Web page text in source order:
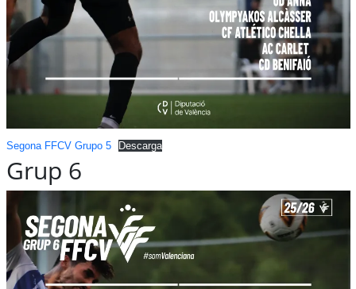
Segona FFCV Grupo 5 Descarga
Grup 6